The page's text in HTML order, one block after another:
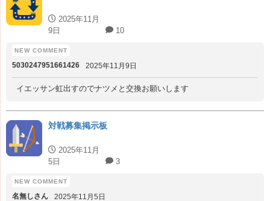
2025年11月
9日
10
5030247951661426 2025年11月9日
イエッサン虹出すのでナツメと交換お願いします
対戦募集掲示板
2025年11月
5日
3
名無しさん 2025年11月5日